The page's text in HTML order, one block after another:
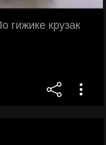
гижике крузак